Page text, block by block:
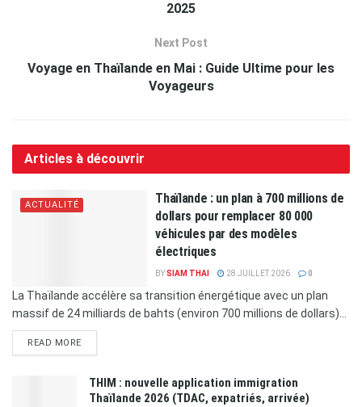
2025
Next Post
Voyage en Thaïlande en Mai : Guide Ultime pour les
Voyageurs
Articles à découvrir
ACTUALITÉ
Thaïlande : un plan à 700 millions de
dollars pour remplacer 80 000
véhicules par des modèles
électriques
BYSIAM THAI 28 JUILLET 2026 0
La Thaïlande accélère sa transition énergétique avec un plan
massif de 24 milliards de bahts (environ 700 millions de dollars)...
READ MORE
THIM : nouvelle application immigration
Thaïlande 2026 (TDAC, expatriés, arrivée)